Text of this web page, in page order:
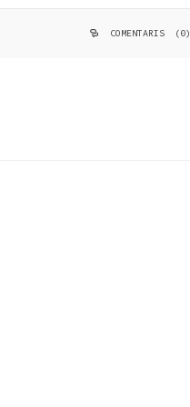
COMENTARIS (0)